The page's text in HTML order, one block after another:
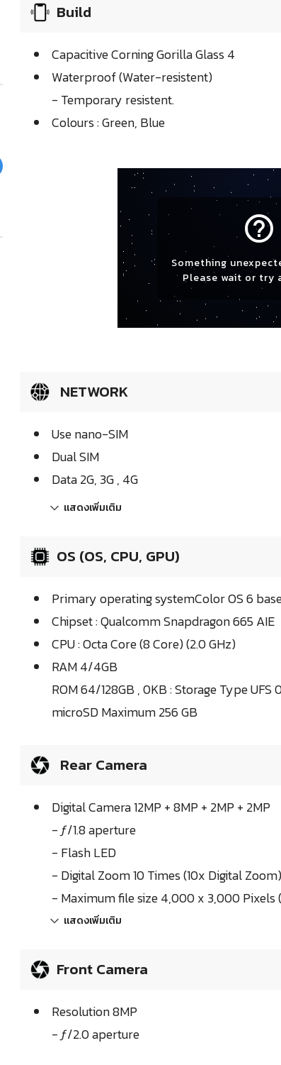
Build
Capacitive Corning Gorilla Glass 4
Waterproof (Water-resistent)
- Temporary resistent.
Colours : Green, Blue
help_outline
Something
Please wait or try
NETWORK
Use nano-SIM
Dual SIM
Data 2G, 3G , 4G
แสดงเพิ่มเติม
OS (OS, CPU, GPU)
Primary operating systemColor OS 6
Chipset : Qualcomm Snapdragon 665 AIE
CPU : Octa Core (8 Core) (2.0 GHz)
RAM 4/4GB
ROM 64/128GB , 0KB : Storage Type UFS
microSD Maximum 256 GB
Rear Camera
Digital Camera 12MP + 8MP + 2MP + 2MP
- ƒ/1.8 aperture
- Flash LED
- Digital Zoom 10 Times (10x Digital Zoom)
- Maximum file size 4,000 x 3,000 Pixels
แสดงเพิ่มเติม
Front Camera
Resolution 8MP
- ƒ/2.0 aperture